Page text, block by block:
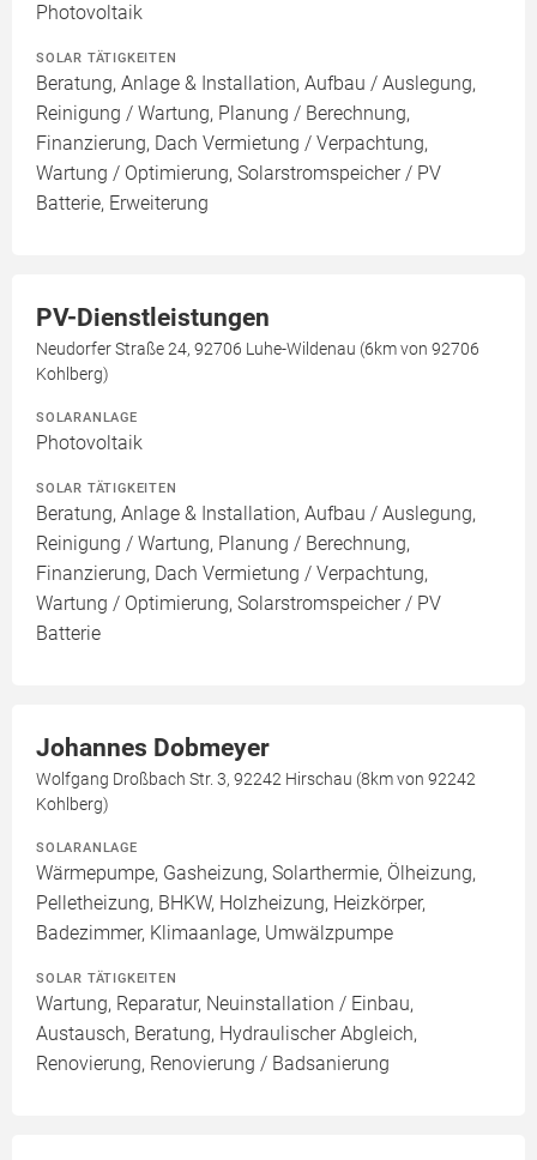
Photovoltaik
SOLAR TÄTIGKEITEN
Beratung, Anlage & Installation, Aufbau / Auslegung,
Reinigung / Wartung, Planung / Berechnung,
Finanzierung, Dach Vermietung / Verpachtung,
Wartung / Optimierung, Solarstromspeicher / PV
Batterie, Erweiterung
PV-Dienstleistungen
Neudorfer Straße 24, 92706 Luhe-Wildenau (6km von 92706
Kohlberg)
SOLARANLAGE
Photovoltaik
SOLAR TÄTIGKEITEN
Beratung, Anlage & Installation, Aufbau / Auslegung,
Reinigung / Wartung, Planung / Berechnung,
Finanzierung, Dach Vermietung / Verpachtung,
Wartung / Optimierung, Solarstromspeicher / PV
Batterie
Johannes Dobmeyer
Wolfgang Droßbach Str. 3, 92242 Hirschau (8km von 92242
Kohlberg)
SOLARANLAGE
Wärmepumpe, Gasheizung, Solarthermie, Ölheizung,
Pelletheizung, BHKW, Holzheizung, Heizkörper,
Badezimmer, Klimaanlage, Umwälzpumpe
SOLAR TÄTIGKEITEN
Wartung, Reparatur, Neuinstallation / Einbau,
Austausch, Beratung, Hydraulischer Abgleich,
Renovierung, Renovierung / Badsanierung